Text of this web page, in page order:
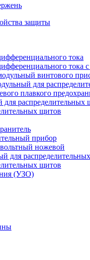
защиты
тока
тока
винтового
для
плавкого
распределительных
щитов
прибор
ножевой
для
щитов
(УЗО)